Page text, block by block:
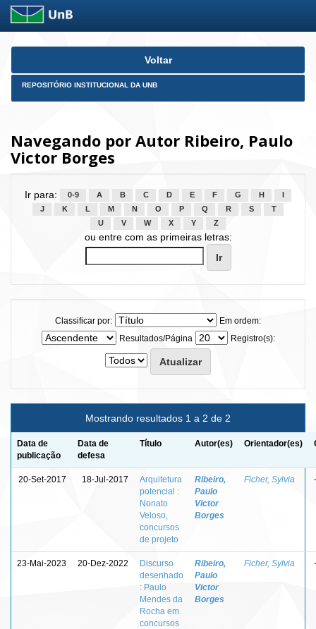
Skip
Voltar
REPOSITÓRIO INSTITUCIONAL DA UNB
Navegando por Autor Ribeiro, Paulo
Victor Borges
Ir para: 0-9 A B C D E F G H
J
K L M N O P Q R S
T
U
V W X Y Z
ou entre com as primeiras letras:
Classificar por:
Em ordem:
Resultados/Página
Registro(s):
Mostrando resultados 1 a 2 de 2
Data de
publicação
Data de
defesa
Título Autor(es) Orientador(es)
20-Set-2017 18-Jul-2017
Arquitetura
potencial :
Nonato
Veloso,
concursos
de projeto
Ribeiro,
Paulo
Victor
Borges
Ficher, Sylvia -
23-Mai-2023 20-Dez-2022
Discurso
desenhado
: Paulo
Mendes da
Rocha em
concursos
Ribeiro,
Paulo
Victor
Borges
Ficher, Sylvia -